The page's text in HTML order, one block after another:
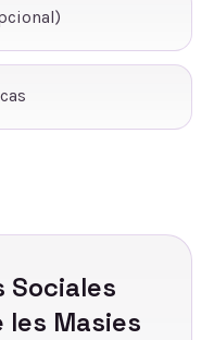
Sociales
les Masies